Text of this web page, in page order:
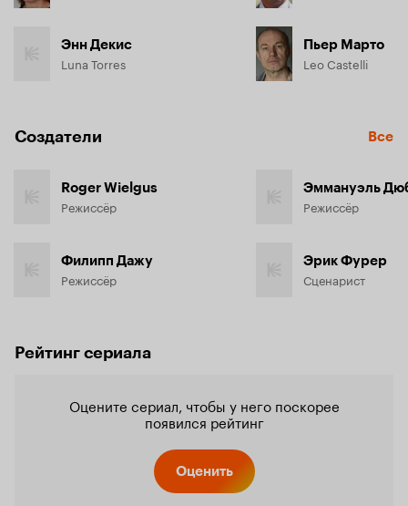
Энн Декис
Luna Torres
Пьер Марто
Leo Castelli
Создатели Все
Roger Wielgus
Режиссёр
Филипп Дажу
Режиссёр
Эммануэль
Режиссёр
Эрик Фурер
Сценарист
Рейтинг сериала
Оцените сериал, чтобы у него поскорее
появился рейтинг
Оценить